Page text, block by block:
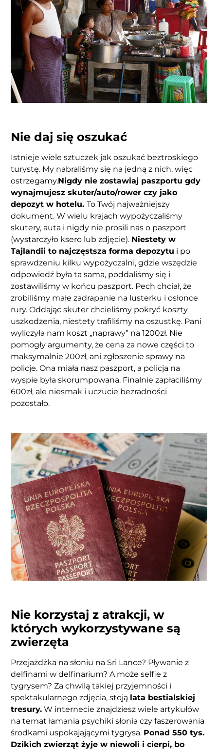
Nie daj się oszukać
Istnieje wiele sztuczek jak oszukać beztroskiego
turystę. My nabraliśmy się na jedną z nich, więc
ostrzegamy.Nigdy nie zostawiaj paszportu gdy
wynajmujesz skuter/auto/rower czy jako
depozyt w hotelu.To Twój najważniejszy
dokument. W wielu krajach wypożyczaliśmy
skutery, auta i nigdy nie prosili nas o paszport
(wystarczyło ksero lub zdjęcie). Niestety w
Tajlandii to najczęstsza forma depozytu i po
sprawdzeniu kilku wypożyczalni, gdzie wszędzie
odpowiedź była ta sama, poddaliśmy się i
zostawiliśmy w końcu paszport. Pech chciał, że
zrobiliśmy małe zadrapanie na lusterku i osłonce
rury. Oddając skuter chcieliśmy pokryć koszty
uszkodzenia, niestety trafiliśmy na oszustkę. Pani
wyliczyła nam koszt „naprawy” na 1200zł. Nie
pomogły argumenty, że cena za nowe części to
maksymalnie 200zł, ani zgłoszenie sprawy na
policje. Ona miała nasz paszport, a policja na
wyspie była skorumpowana. Finalnie zapłaciliśmy
600zł, ale niesmak i uczucie bezradności
pozostało.
Nie korzystaj z atrakcji, w
których wykorzystywane są
zwierzęta
Przejażdżka na słoniu na Sri Lance? Pływanie z
delfinami w delfinarium? A może selfie z
tygrysem? Za chwilą takiej przyjemności i
spektakularnego zdjęcia, stoją lata bestialskiej
tresury. W internecie znajdziesz wiele artykułów
na temat łamania psychiki słonia czy faszerowania
środkami uspokajającymi tygrysa. Ponad 550 tys.
Dzikich zwierząt żyje w niewoli i cierpi, bo